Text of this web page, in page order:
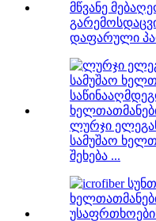
დაფარული
ლურჯი
სამუშაო
შეხება ...